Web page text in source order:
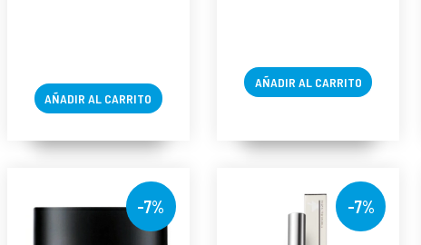
AÑADIR AL CARRITO
AÑADIR AL CARRITO
-7% -7%